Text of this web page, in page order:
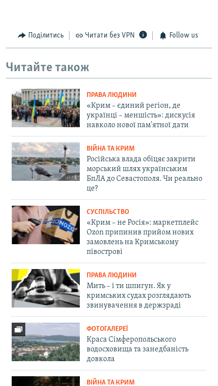
Поділитись Читати без VPN Follow us
Читайте також
ПРАВА ЛЮДИНИ
«Крим – єдиний регіон, де
українці – меншість»: дискусія
навколо нової пам'ятної дати
ВІЙНА ТА КРИМ
Російська влада обіцяє закрити
морський шлях українським
БпЛА до Севастополя. Чи реально
це?
СУСПІЛЬСТВО
«Крим – не Росія»: маркетплейс
Ozon припинив прийом нових
замовлень на Кримському
півострові
ПРАВА ЛЮДИНИ
Мить – і ти шпигун. Як у
кримських судах розглядають
звинувачення в держзраді
ФОТОГАЛЕРЕЇ
Краса Сімферопольського
водосховища та занедбаність
довкола
ВІЙНА ТА КРИМ